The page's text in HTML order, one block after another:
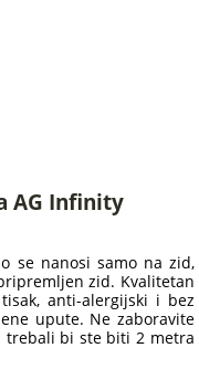
AG Infinity
se nanosi samo na zid,
zid. Kvalitetan
anti-alergijski i bez
upute. Ne zaboravite
trebali bi ste biti 2 metra